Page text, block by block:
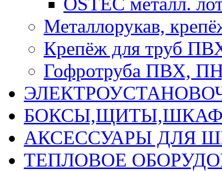
Металлорукав,
Крепёж для труб
Гофротруба ПВХ,
АКСЕССУАРЫ ДЛЯ
ТЕПЛОВОЕ